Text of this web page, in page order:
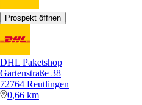
Prospekt öffnen
DHL Paketshop
Gartenstraße 38
72764 Reutlingen
0,66 km